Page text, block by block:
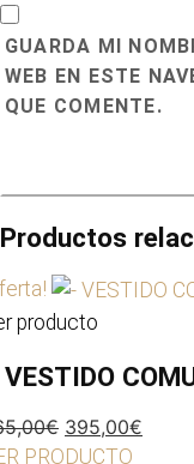
GUARDA MI
WEB EN ESTE
QUE COMENTE.
Productos
producto
€ El
precio
395,00€
PRODUCTO